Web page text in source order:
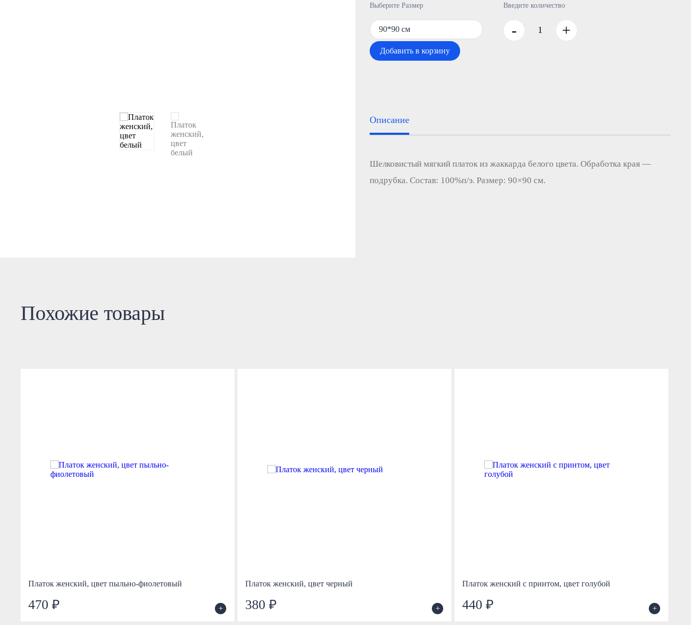
Выберите Размер
90*90 см
Введите количество
- +
Добавить в корзину
Описание
Шелковистый мягкий платок из жаккарда белого цвета. Обработка края —
подрубка. Состав: 100%п/э. Размер: 90×90 см.
Похожие товары
Платок женский, цвет пыльно-фиолетовый
470 ₽ +
Платок женский, цвет черный
380 ₽ +
Платок женский с принтом, цвет голубой
440 ₽ +